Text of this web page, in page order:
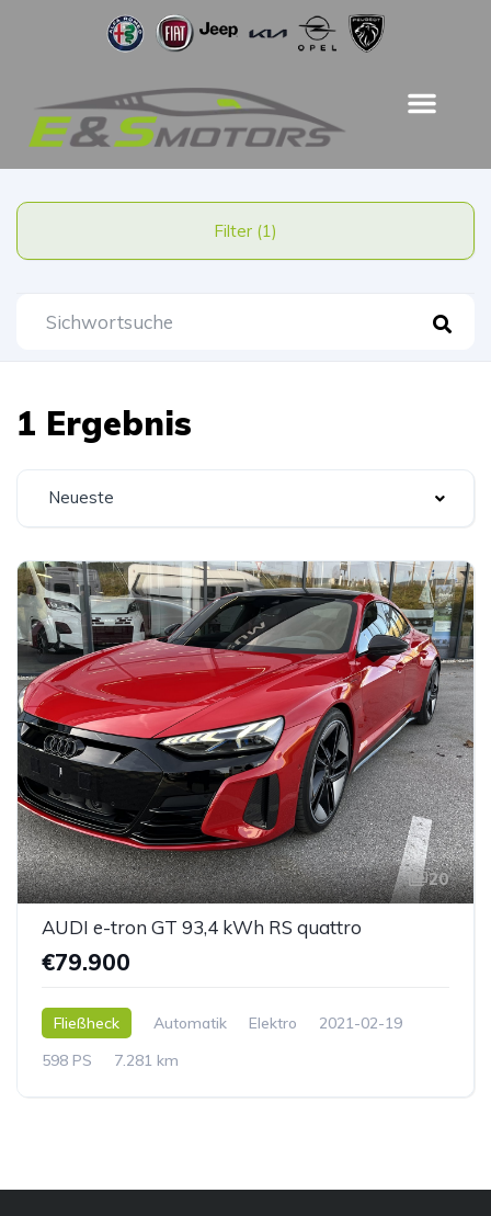
Filter (1)
1 Ergebnis
Neueste
20
AUDI e-tron GT 93,4 kWh RS quattro
€79.900
Fließheck Automatik Elektro
2021-02-19
598 PS
7.281 km